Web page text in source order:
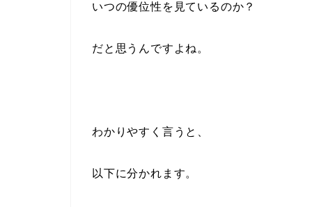
いつの優位性を見ているのか？
だと思うんですよね。
わかりやすく言うと、
以下に分かれます。